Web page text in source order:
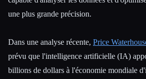
une plus grande précision.
Dans une analyse récente, Price
prévu que l'intelligence artificielle (IA)
billions de dollars à l'économie mondiale